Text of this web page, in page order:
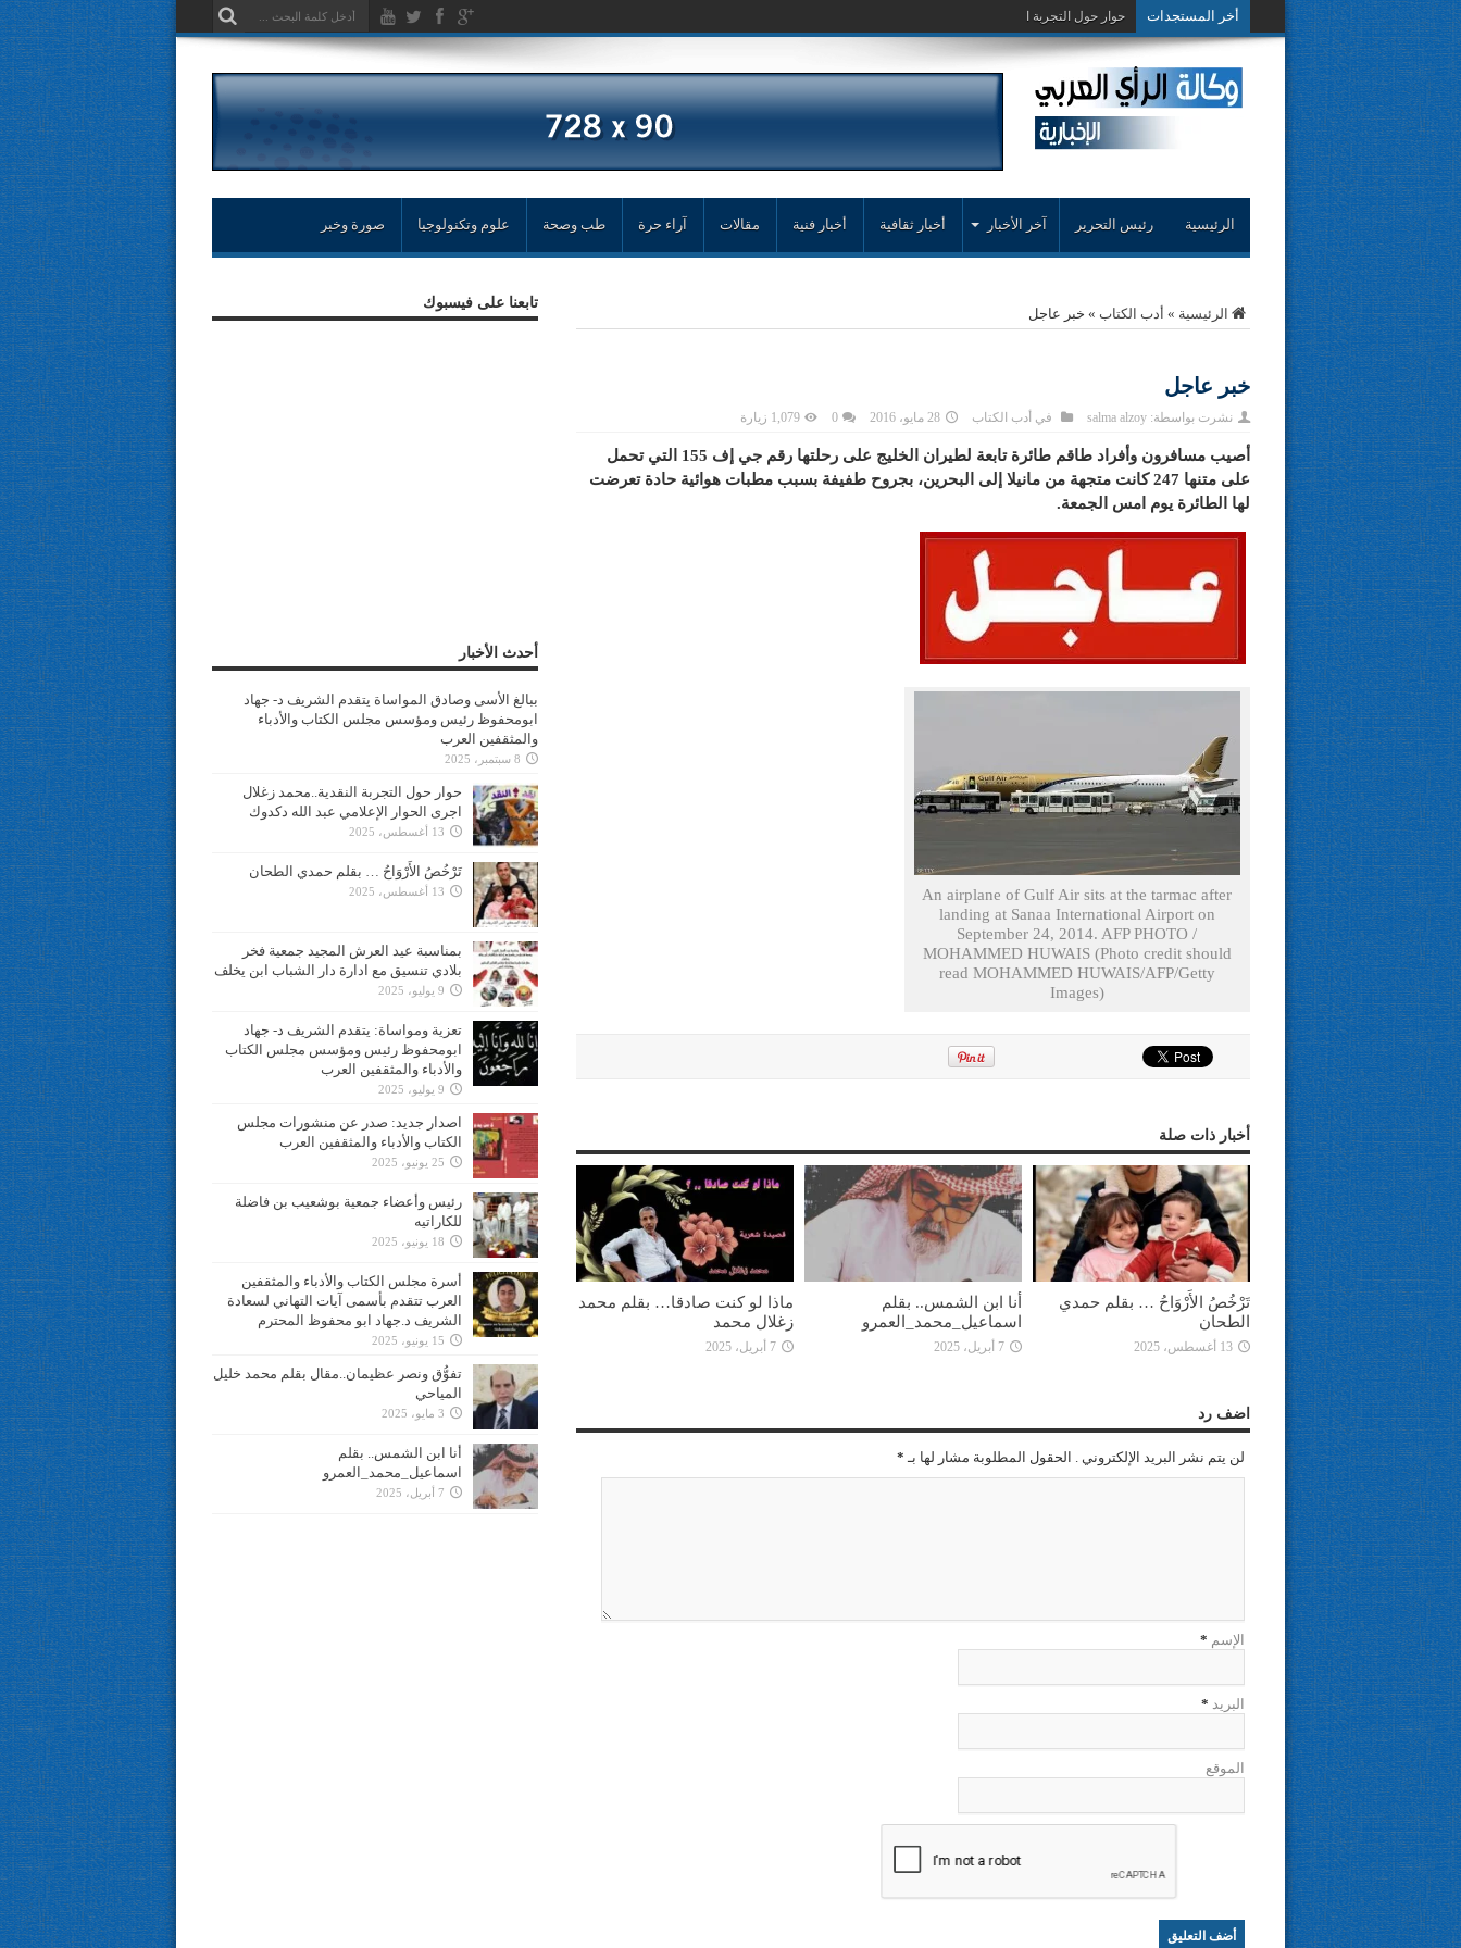
أخر المستجدات حوار حول التجربة النق
الرئيسية رئيس التحرير آخر الأخبار أخبار ثقافية أخبار فنية مقالات آراء حرة طب وصحة علوم وتكنولوجيا صورة وخبر
الرئيسية » أدب الكتاب » خبر عاجل
خبر عاجل
نشرت بواسطة:salma alzoy في أدب الكتاب 28 مايو، 2016 0 1,079 زيارة
أصيب مسافرون وأفراد طاقم طائرة تابعة لطيران الخليج على رحلتها رقم جي إف 155 التي تحمل
على متنها 247 كانت متجهة من مانيلا إلى البحرين، بجروح طفيفة بسبب مطبات هوائية حادة تعرضت
لها الطائرة يوم امس الجمعة.
An airplane of Gulf Air sits at the tarmac after
landing at Sanaa International Airport on
September 24, 2014. AFP PHOTO /
MOHAMMED HUWAIS (Photo credit should
read MOHAMMED HUWAIS/AFP/Getty
Images)
أخبار ذات صلة
تَرْخُصُ الأَرْوَاحُ … بقلم حمدي
الطحان
13 أغسطس، 2025
أنا ابن الشمس.. بقلم
اسماعيل_محمد_العمرو
7 أبريل، 2025
ماذا لو كنت صادقا… بقلم محمد
زغلال محمد
7 أبريل، 2025
اضف رد
لن يتم نشر البريد الإلكتروني . الحقول المطلوبة مشار لها بـ *
الإسم *
البريد *
الموقع
تابعنا على فيسبوك
أحدث الأخبار
ببالغ الأسى وصادق المواساة يتقدم الشريف د- جهاد
ابومحفوظ رئيس ومؤسس مجلس الكتاب والأدباء
والمثقفين العرب
8 سبتمبر، 2025
حوار حول التجربة النقدية..محمد زغلال
اجرى الحوار الإعلامي عبد الله دكدوك
13 أغسطس، 2025
تَرْخُصُ الأَرْوَاحُ … بقلم حمدي الطحان
13 أغسطس، 2025
بمناسبة عيد العرش المجيد جمعية فخر
بلادي تنسيق مع ادارة دار الشباب ابن يخلف
9 يوليو، 2025
تعزية ومواساة: يتقدم الشريف د- جهاد
ابومحفوظ رئيس ومؤسس مجلس الكتاب
والأدباء والمثقفين العرب
9 يوليو، 2025
اصدار جديد: صدر عن منشورات مجلس
الكتاب والأدباء والمثقفين العرب
25 يونيو، 2025
رئيس وأعضاء جمعية بوشعيب بن فاضلة
للكاراتيه
18 يونيو، 2025
أسرة مجلس الكتاب والأدباء والمثقفين
العرب تتقدم بأسمى آيات التهاني لسعادة
الشريف د.جهاد ابو محفوظ المحترم
15 يونيو، 2025
تفوُّق ونصر عظيمان..مقال بقلم محمد خليل
المياحي
3 مايو، 2025
أنا ابن الشمس.. بقلم
اسماعيل_محمد_العمرو
7 أبريل، 2025